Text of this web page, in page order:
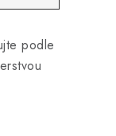
podle